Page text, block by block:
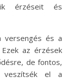
érzéseit és
versengés és a
az érzések
de fontos,
veszítsék el a